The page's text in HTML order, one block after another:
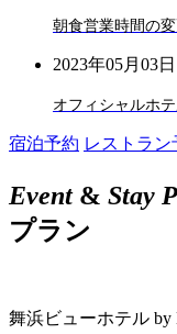
朝食営業時間の変
2023年05月03日
オフィシャルホ
宿泊予約 レストラン
Event& Stay
プラン
舞浜ビューホテル